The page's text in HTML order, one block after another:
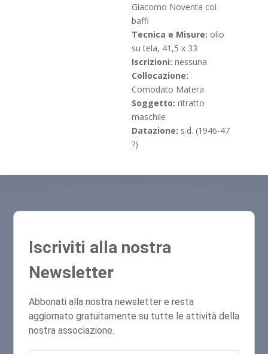
Giacomo Noventa coi
baffi
Tecnica e Misure: olio
su tela, 41,5 x 33
Iscrizioni: nessuna
Collocazione:
Comodato Matera
Soggetto: ritratto
maschile
Datazione: s.d. (1946-47
?)
Iscriviti alla nostra
Newsletter
Abbonati alla nostra newsletter e resta
aggiornato gratuitamente su tutte le attività della
nostra associazione.